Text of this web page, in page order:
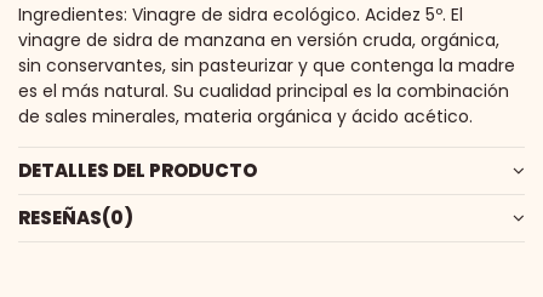
Ingredientes: Vinagre de sidra ecológico. Acidez 5º. El
vinagre de sidra de manzana en versión cruda, orgánica,
sin conservantes, sin pasteurizar y que contenga la madre
es el más natural. Su cualidad principal es la combinación
de sales minerales, materia orgánica y ácido acético.
DETALLES DEL PRODUCTO
RESEÑAS(0)